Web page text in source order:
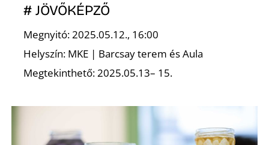
# JÖVŐKÉPZŐ
Megnyitó: 2025.05.12., 16:00
Helyszín: MKE | Barcsay terem és Aula
Megtekinthető: 2025.05.13– 15.